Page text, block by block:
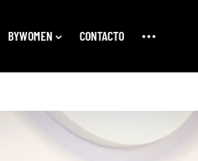
BYWOMEN CONTACTO